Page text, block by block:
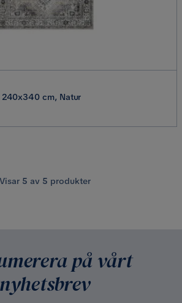
240x340 cm, Natur
Visar 5 av 5 produkter
på vårt
nyhetsbrev